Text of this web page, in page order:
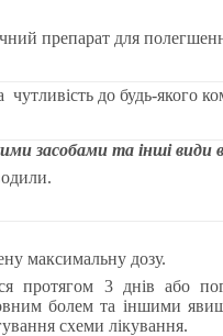
препарат для
чутливість до будь-якого
засобами та інші види
максимальну дозу.
протягом 3 днів або
болем та іншими
схеми лікування.